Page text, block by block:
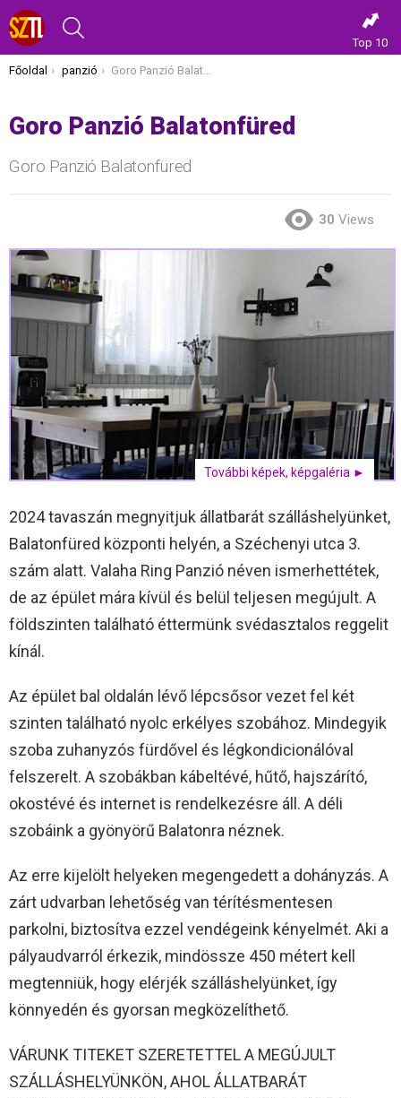
Top 10
Itt vagy most:
Főoldal panzió Goro Panzió Balatonfüred
Goro Panzió Balatonfüred
Goro Panzió Balatonfüred
30 Views
További képek, képgaléria ►
2024 tavaszán megnyitjuk állatbarát szálláshelyünket,
Balatonfüred központi helyén, a Széchenyi utca 3.
szám alatt. Valaha Ring Panzió néven ismerhettétek,
de az épület mára kívül és belül teljesen megújult. A
földszinten található éttermünk svédasztalos reggelit
kínál.
Az épület bal oldalán lévő lépcsősor vezet fel két
szinten található nyolc erkélyes szobához. Mindegyik
szoba zuhanyzós fürdővel és légkondicionálóval
felszerelt. A szobákban kábeltévé, hűtő, hajszárító,
okostévé és internet is rendelkezésre áll. A déli
szobáink a gyönyörű Balatonra néznek.
Az erre kijelölt helyeken megengedett a dohányzás. A
zárt udvarban lehetőség van térítésmentesen
parkolni, biztosítva ezzel vendégeink kényelmét. Aki a
pályaudvarról érkezik, mindössze 450 métert kell
megtenniük, hogy elérjék szálláshelyünket, így
könnyedén és gyorsan megközelíthető.
VÁRUNK TITEKET SZERETETTEL A MEGÚJULT
SZÁLLÁSHELYÜNKÖN, AHOL ÁLLATBARÁT